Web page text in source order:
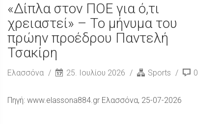
«Δίπλα στον ΠΟΕ για ό,τι
χρειαστεί» – Το μήνυμα του
πρώην προέδρου Παντελή
Τσακίρη
Ελασσόνα 25. Ιουλίου 2026 Sports 0
Πηγή: www.elassona884.gr Ελασσόνα, 25-07-2026